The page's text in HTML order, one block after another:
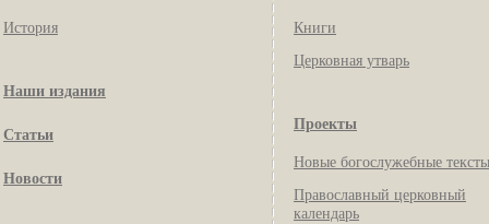
История
Наши издания
Статьи
Новости
Книги
Церковная утварь
Проекты
Новые богослужебные тексты
Православный церковный
календарь